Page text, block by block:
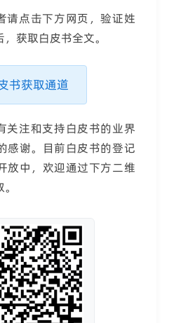
请点击下方网页，验证姓
获取白皮书全文。
书获取通道
关注和支持白皮书的业界
感谢。目前白皮书的登记
放中，欢迎通过下方二维